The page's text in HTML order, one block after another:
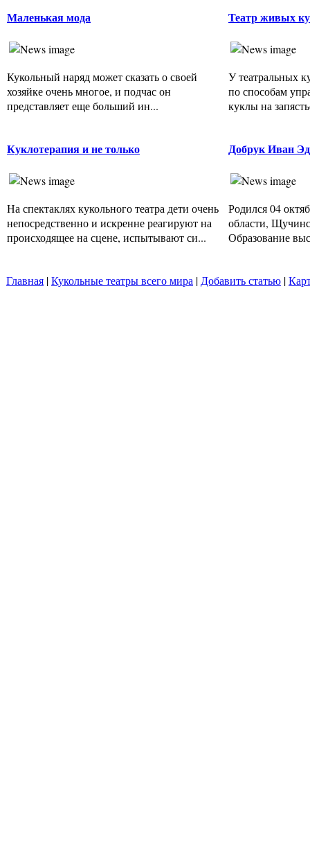
Маленькая мода
Кукольный наряд может сказать о своей
хозяйке очень многое, и подчас он
представляет еще больший ин...
Театр живых
У театральных
по способам
куклы на
Куклотерапия и не только
На спектаклях кукольного театра дети очень
непосредственно и искренне реагируют на
происходящее на сцене, испытывают си...
Добрук Иван
Родился 04
области,
Образование
Главная |Кукольные театры всего мира | Добавить статью |